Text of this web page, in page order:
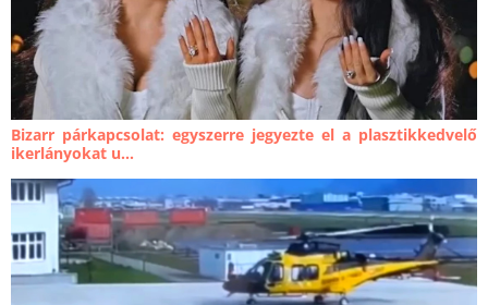
Bizarr párkapcsolat: egyszerre jegyezte el a plasztikkedvelő
ikerlányokat u...